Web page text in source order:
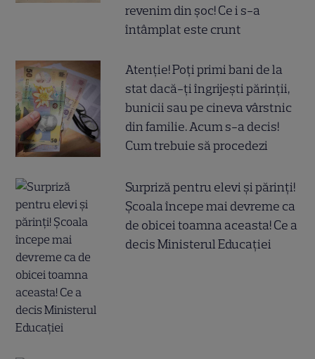
revenim din șoc! Ce i s-a
întâmplat este crunt
Atenție! Poți primi bani de la
stat dacă-ți îngrijești părinții,
bunicii sau pe cineva vârstnic
din familie. Acum s-a decis!
Cum trebuie să procedezi
Surpriză pentru elevi și părinți!
Școala începe mai devreme ca
de obicei toamna aceasta! Ce a
decis Ministerul Educației